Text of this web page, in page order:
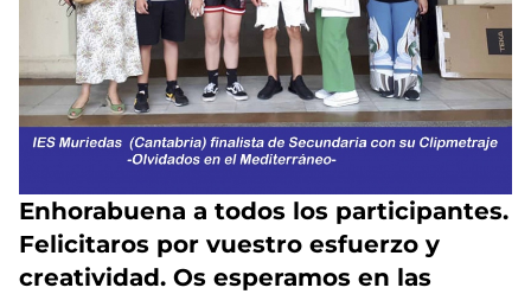
Enhorabuena a todos los participantes.
Felicitaros por vuestro esfuerzo y
creatividad. Os esperamos en las